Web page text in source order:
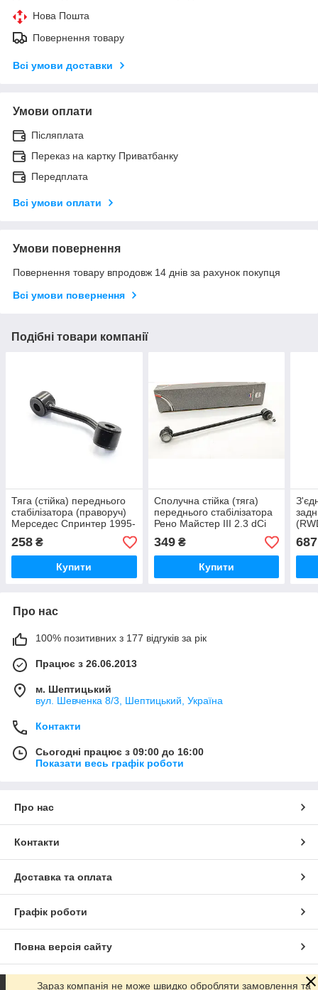
Нова Пошта
Повернення товару
Всі умови доставки
Умови оплати
Післяплата
Переказ на картку Приватбанку
Передплата
Всі умови оплати
Умови повернення
Повернення товару впродовж 14 днів за рахунок покупця
Всі умови повернення
Подібні товари компанії
Тяга (стійка) переднього
стабілізатора (праворуч)
Мерседес Спринтер 1995-
2006 т колодок гальмівних
передніх
258 ₴
Купити
Сполучна стійка (тяга)
переднього стабілізатора
Рено Майстер III 2.3 dCi
10->A. B. S (Нідерланди)
260765
349₴
Купити
687
Про нас
100% позитивних з 177 відгуків за рік
Працює з 26.06.2013
м. Шептицький
вул. Шевченка 8/3, Шептицький, Україна
Контакти
Сьогодні працює з 09:00 до 16:00
Показати весь графік роботи
Про нас
Контакти
Доставка та оплата
Графік роботи
Повна версія сайту
Сайт створено на маркетплейсіProm.ua
Зараз компанія не може швидко обробляти замовлення та